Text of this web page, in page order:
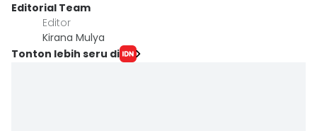
Editorial Team
Editor
Kirana Mulya
Tonton lebih seru di